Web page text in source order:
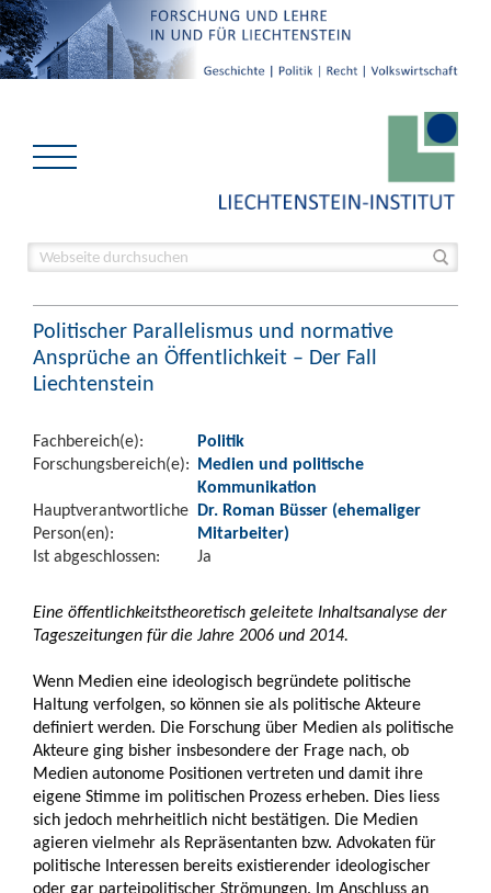
Politischer Parallelismus und normative
Ansprüche an Öffentlichkeit – Der Fall
Liechtenstein
Fachbereich(e):
Politik
Forschungsbereich(e): Medien und politische
Kommunikation
Hauptverantwortliche
Person(en):
Dr. Roman Büsser (ehemaliger
Mitarbeiter)
Ist abgeschlossen:
Ja
Eine öffentlichkeitstheoretisch geleitete Inhaltsanalyse der
Tageszeitungen für die Jahre 2006 und 2014.
Wenn Medien eine ideologisch begründete politische
Haltung verfolgen, so können sie als politische Akteure
definiert werden. Die Forschung über Medien als politische
Akteure ging bisher insbesondere der Frage nach, ob
Medien autonome Positionen vertreten und damit ihre
eigene Stimme im politischen Prozess erheben. Dies liess
sich jedoch mehrheitlich nicht bestätigen. Die Medien
agieren vielmehr als Repräsentanten bzw. Advokaten für
politische Interessen bereits existierender ideologischer
oder gar parteipolitischer Strömungen. Im Anschluss an